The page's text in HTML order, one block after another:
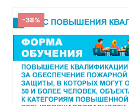
-38%